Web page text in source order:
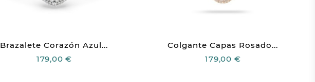
Brazalete Corazón Azul...
179,00 €
Colgante Capas Rosado...
179,00 €